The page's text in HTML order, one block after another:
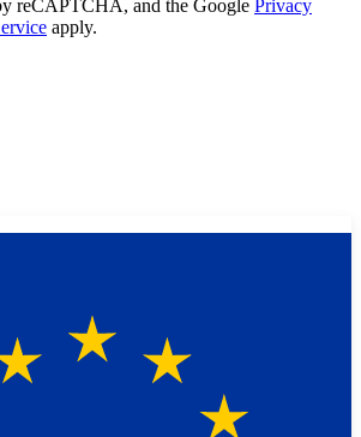
reCAPTCHA, and the Google Privacy
apply.